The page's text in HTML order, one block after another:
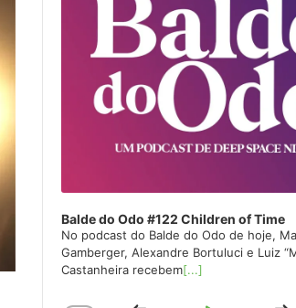
Balde do Odo #122 Children of Time
No podcast do Balde do Odo de hoje,
Gamberger, Alexandre Bortuluci e Luiz
Castanheira recebem[...]